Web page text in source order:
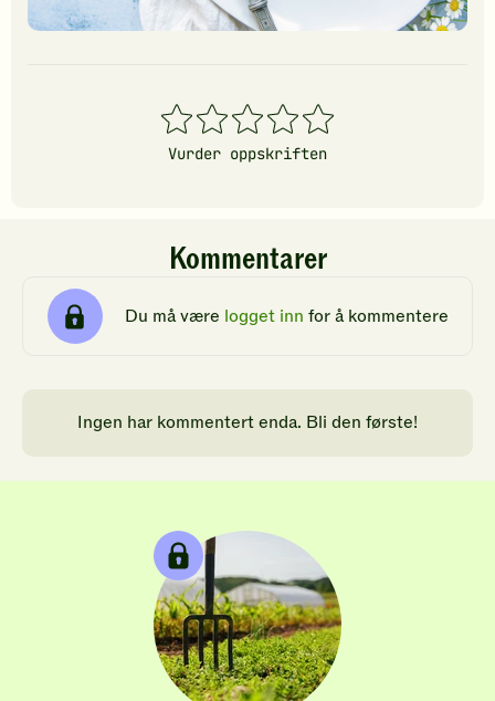
1
stjerner
2
stjerner
3
stjerner
4
stjerner
5
stjerner
Vurder oppskriften
Kommentarer
Du må være logget inn for å kommentere
Ingen har kommentert enda. Bli den første!